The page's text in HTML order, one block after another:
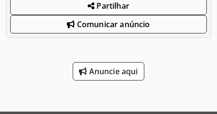
Partilhar
Comunicar anúncio
Anuncie aqui